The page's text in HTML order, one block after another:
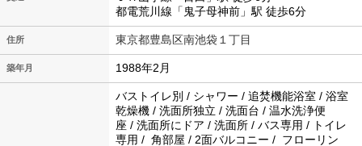
都電荒川線「鬼子母神前」駅 徒歩6分
住所 東京都豊島区南池袋１丁目
築年月 1988年2月
バストイレ別 / シャワー / 追焚機能浴室 / 浴室
乾燥機 / 洗面所独立 / 洗面台 / 温水洗浄便
座 / 洗面所にドア / 洗面所 / バス専用 / トイレ
専用 / 角部屋 / 2面バルコニー / フローリン